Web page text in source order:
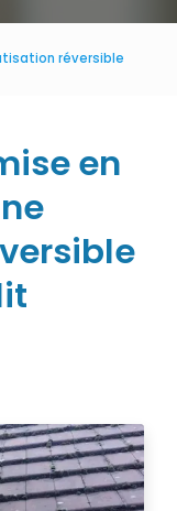
réversible
en